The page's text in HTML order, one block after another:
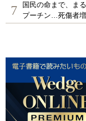
7
国民の命まで、ま
プーチン…死傷者